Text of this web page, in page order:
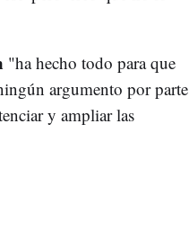
"ha hecho todo para que
argumento por parte
y ampliar las